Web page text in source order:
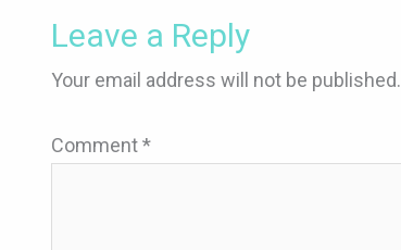
Leave a Reply
Your email address will not be published.
Comment*